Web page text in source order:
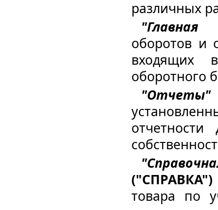
различных
"Главная
оборотов и
входящих
оборотного
"Отчеты"
("СПРАВКА")
товара по